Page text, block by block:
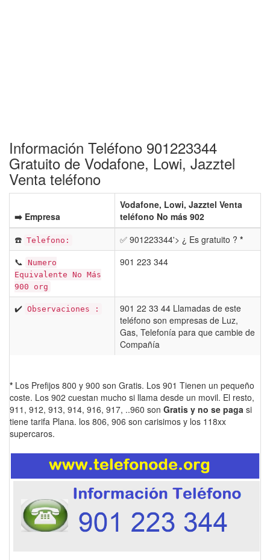
Información Teléfono 901223344
Gratuito de Vodafone, Lowi, Jazztel
Venta teléfono
➡️ Empresa
Vodafone, Lowi, Jazztel Venta
teléfono No más 902
☎️ Telefono: ✅ 901223344'> ¿ Es gratuito ? *
📞 Numero
Equivalente No Más
900 org
901 223 344
✔️ Observaciones :
901 22 33 44 Llamadas de este
teléfono son empresas de Luz,
Gas, Telefonía para que cambie de
Compañía
* Los Prefijos 800 y 900 son Gratis. Los 901 Tienen un pequeño
coste. Los 902 cuestan mucho si llama desde un movil. El resto,
911, 912, 913, 914, 916, 917, ..960 son Gratis y no se paga si
tiene tarifa Plana. los 806, 906 son carisimos y los 118xx
supercaros.